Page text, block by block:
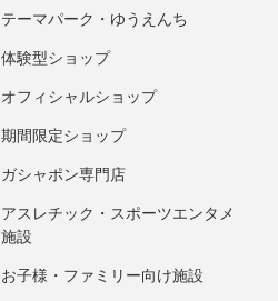
テーマパーク・ゆうえんち
体験型ショップ
オフィシャルショップ
期間限定ショップ
ガシャポン専門店
アスレチック・スポーツエンタメ
施設
お子様・ファミリー向け施設